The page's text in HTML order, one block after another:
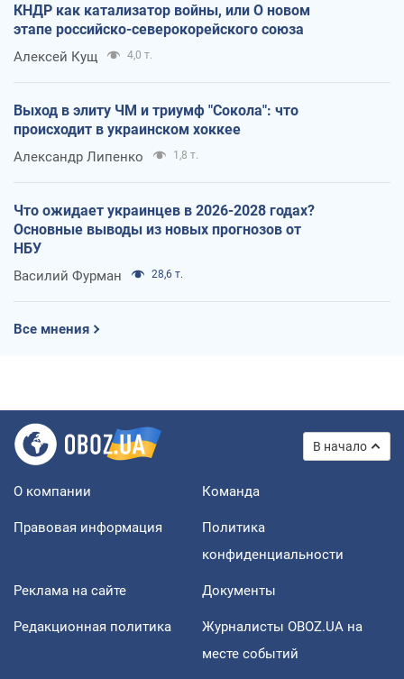
КНДР как катализатор войны, или О новом
этапе российско-северокорейского союза
Алексей Кущ 4,0 т.
Выход в элиту ЧМ и триумф "Сокола": что
происходит в украинском хоккее
Александр Липенко 1,8 т.
Что ожидает украинцев в 2026-2028 годах?
Основные выводы из новых прогнозов от
НБУ
Василий Фурман 28,6 т.
Все мнения
В начало
О компании Команда
Правовая информация
Политика
конфиденциальности
Реклама на сайте Документы
Редакционная политика
Журналисты OBOZ.UA на
месте событий